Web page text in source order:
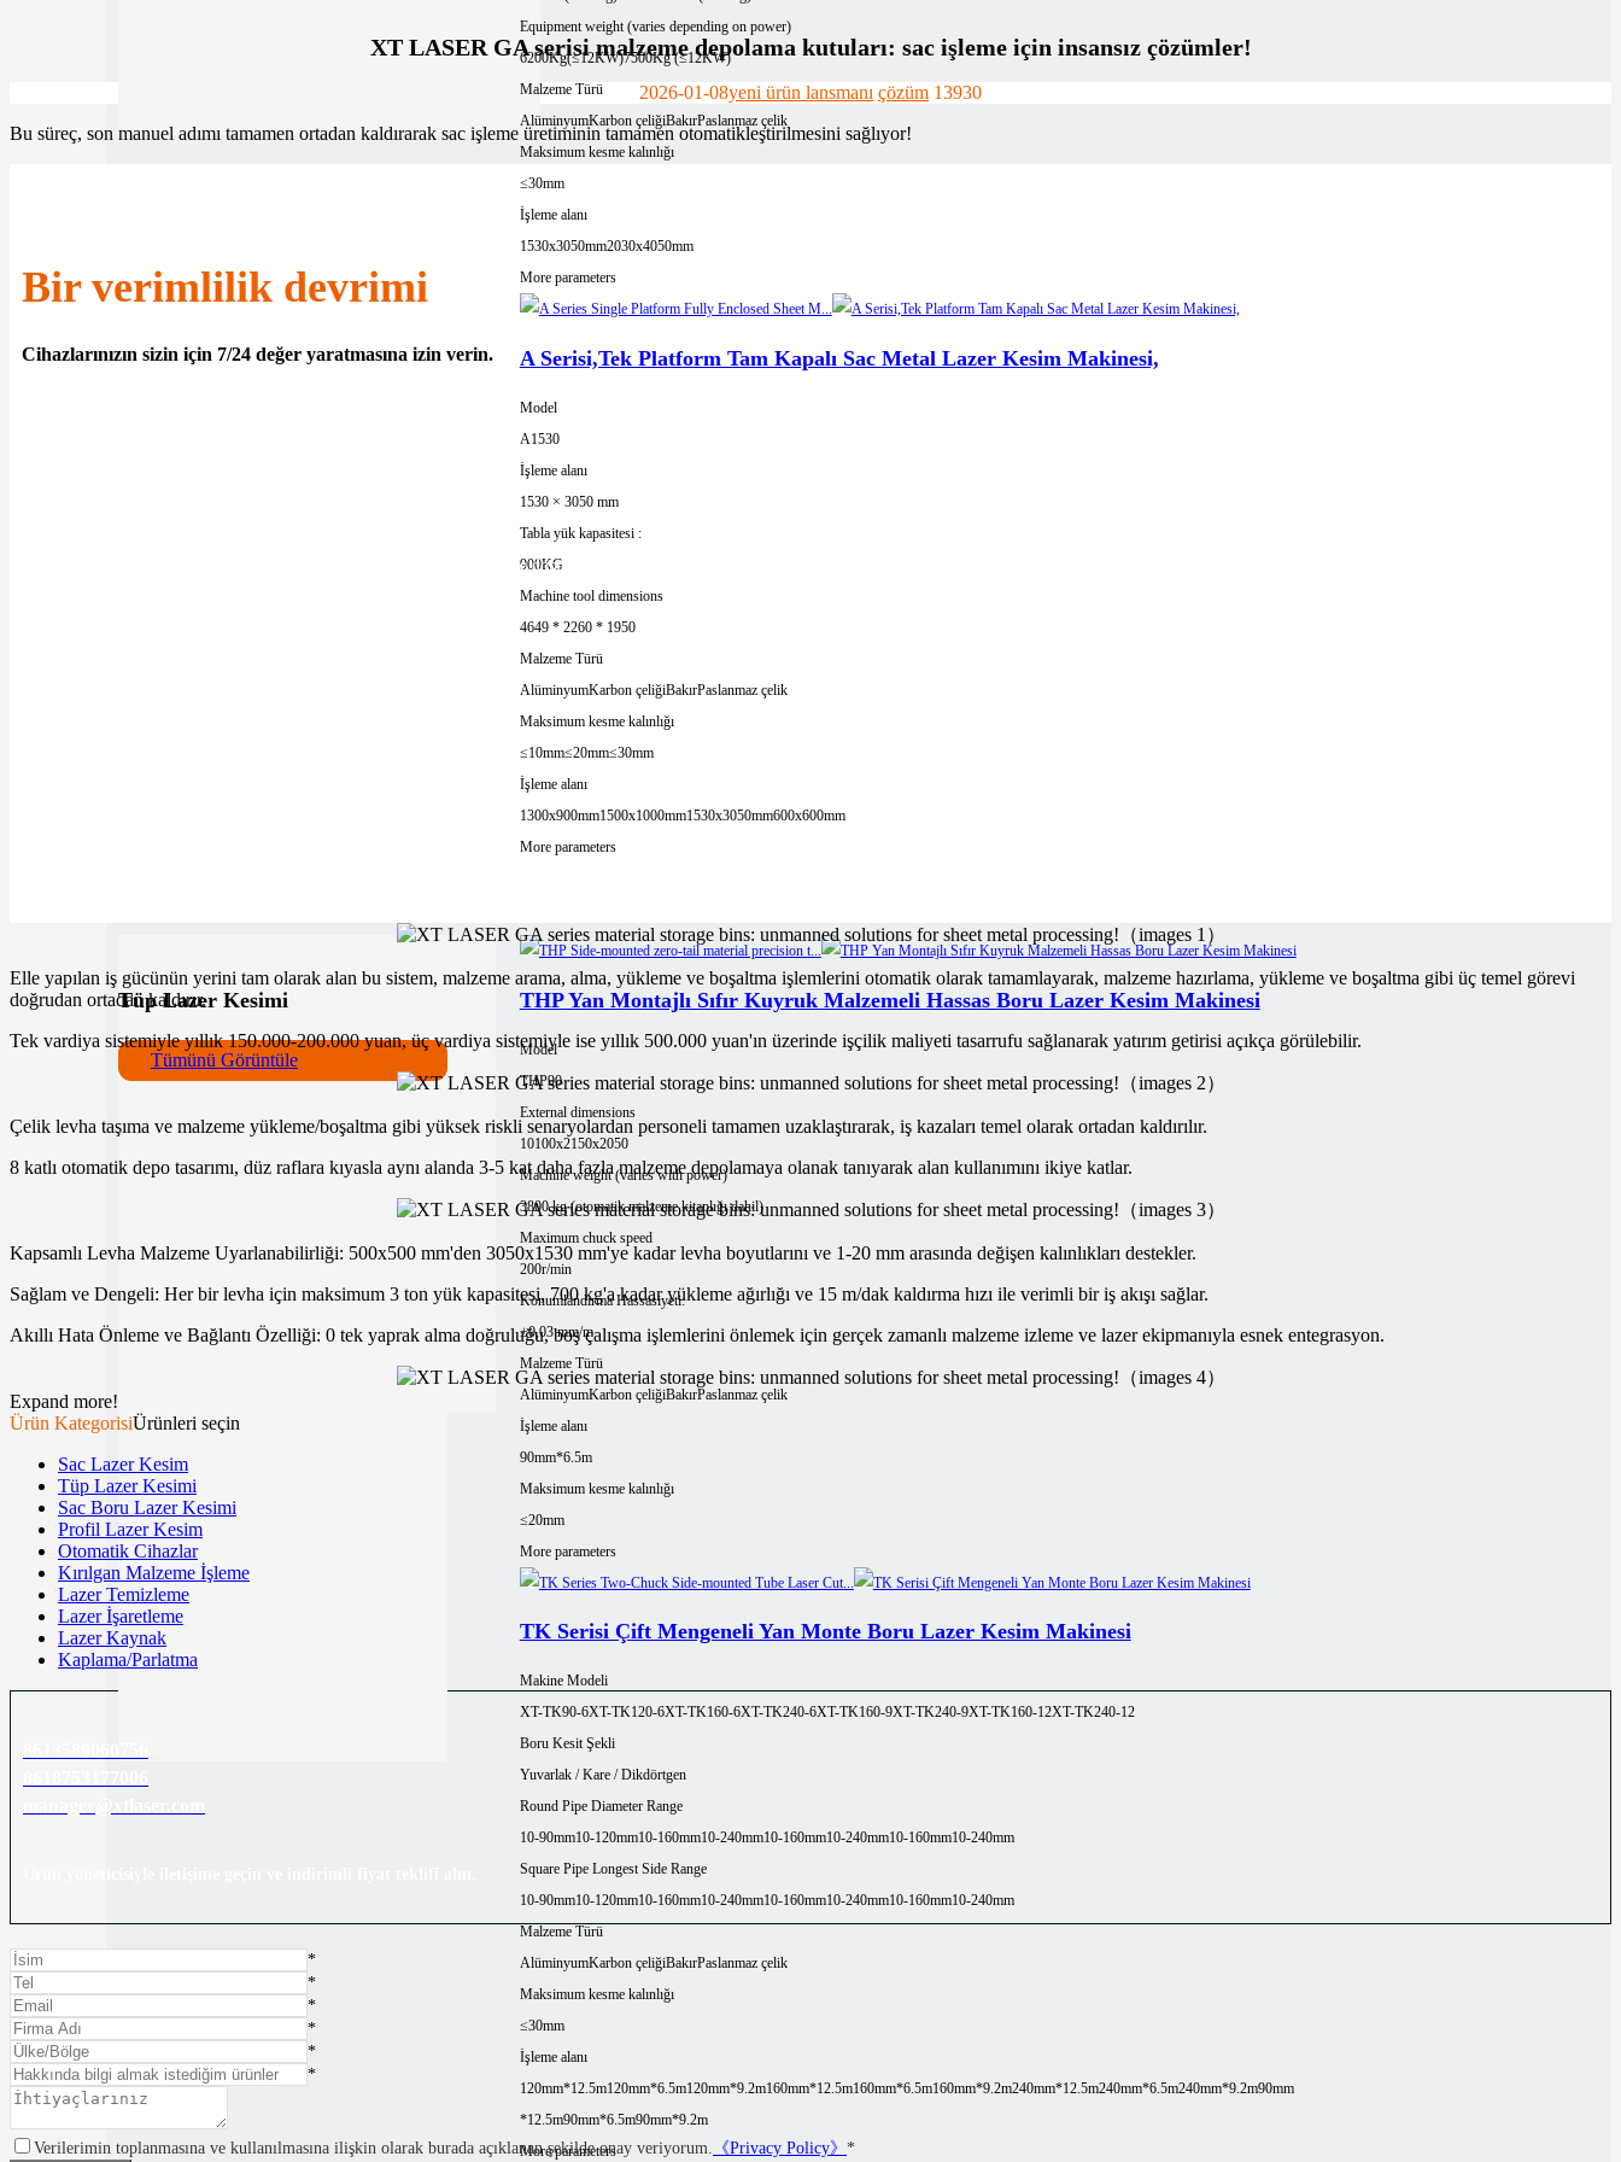
Equipment weight (varies depending on power)
6200Kg(≤12KW)7500Kg (≤12KW)
Malzeme Türü
AlüminyumKarbon çeliğiBakırPaslanmaz çelik
Maksimum kesme kalınlığı
≤30mm
İşleme alanı
1530x3050mm2030x4050mm
More parameters
A Serisi,Tek Platform Tam Kapalı Sac Metal Lazer Kesim Makinesi,
Model
A1530
İşleme alanı
1530 × 3050 mm
Tabla yük kapasitesi :
900KG
Machine tool dimensions
4649 * 2260 * 1950
Malzeme Türü
AlüminyumKarbon çeliğiBakırPaslanmaz çelik
Maksimum kesme kalınlığı
≤10mm≤20mm≤30mm
İşleme alanı
1300x900mm1500x1000mm1530x3050mm600x600mm
More parameters
Tüp Lazer Kesimi
Tümünü Görüntüle
THP Yan Montajlı Sıfır Kuyruk Malzemeli Hassas Boru Lazer Kesim Makinesi
Model
THP90
External dimensions
10100x2150x2050
Machine weight (varies with power)
3800 kg (otomatik malzeme kitaplığı dahil)
Maximum chuck speed
200r/min
Konumlandırma Hassasiyeti:
±0,03 mm/m
Malzeme Türü
AlüminyumKarbon çeliğiBakırPaslanmaz çelik
İşleme alanı
90mm*6.5m
Maksimum kesme kalınlığı
≤20mm
More parameters
TK Serisi Çift Mengeneli Yan Monte Boru Lazer Kesim Makinesi
Makine Modeli
XT-TK90-6XT-TK120-6XT-TK160-6XT-TK240-6XT-TK160-9XT-TK240-9XT-TK160-12XT-TK240-12
Boru Kesit Şekli
Yuvarlak / Kare / Dikdörtgen
Round Pipe Diameter Range
10-90mm10-120mm10-160mm10-240mm10-160mm10-240mm10-160mm10-240mm
Square Pipe Longest Side Range
10-90mm10-120mm10-160mm10-240mm10-160mm10-240mm10-160mm10-240mm
Malzeme Türü
AlüminyumKarbon çeliğiBakırPaslanmaz çelik
Maksimum kesme kalınlığı
≤30mm
İşleme alanı
120mm*12.5m120mm*6.5m120mm*9.2m160mm*12.5m160mm*6.5m160mm*9.2m240mm*12.5m240mm*6.5m240mm*9.2m90mm
*12.5m90mm*6.5m90mm*9.2m
More parameters
XT LASER GA serisi malzeme depolama kutuları: sac işleme için insansız çözümler!
2026-01-08yeni ürün lansmanı çözüm 13930
Bu süreç, son manuel adımı tamamen ortadan kaldırarak sac işleme üretiminin tamamen otomatikleştirilmesini sağlıyor!
Bir verimlilik devrimi
Cihazlarınızın sizin için 7/24 değer yaratmasına izin verin.
Akıllı bir beyin tarafından yönlendirilen ve yerleşik CypNumeric sistemiyle donatılan bu cihaz, üretim planlamasını otomatik olarak optimize eder ve ekipman çıktı kapasitesini en üst düzeye çıkarır.
Kesintisiz çalışma, insan kaynaklı aksaklıkları ve vardiya devir teslimindeki boşlukları ortadan kaldırır, üç vardiyalı kesintisiz çalışmayı destekler ve üretim kapasitesini doğrudan artırır.
Elle yapılan iş gücünün yerini tam olarak alan bu sistem, malzeme arama, alma, yükleme ve boşaltma işlemlerini otomatik olarak tamamlayarak, malzeme hazırlama, yükleme ve boşaltma gibi üç temel görevi
doğrudan ortadan kaldırır.
Tek vardiya sistemiyle yıllık 150.000-200.000 yuan, üç vardiya sistemiyle ise yıllık 500.000 yuan'ın üzerinde işçilik maliyeti tasarrufu sağlanarak yatırım getirisi açıkça görülebilir.
Çelik levha taşıma ve malzeme yükleme/boşaltma gibi yüksek riskli senaryolardan personeli tamamen uzaklaştırarak, iş kazaları temel olarak ortadan kaldırılır.
8 katlı otomatik depo tasarımı, düz raflara kıyasla aynı alanda 3-5 kat daha fazla malzeme depolamaya olanak tanıyarak alan kullanımını ikiye katlar.
Kapsamlı Levha Malzeme Uyarlanabilirliği: 500x500 mm'den 3050x1530 mm'ye kadar levha boyutlarını ve 1-20 mm arasında değişen kalınlıkları destekler.
Sağlam ve Dengeli: Her bir levha için maksimum 3 ton yük kapasitesi, 700 kg'a kadar yükleme ağırlığı ve 15 m/dak kaldırma hızı ile verimli bir iş akışı sağlar.
Akıllı Hata Önleme ve Bağlantı Özelliği: 0 tek yaprak alma doğruluğu, boş çalışma işlemlerini önlemek için gerçek zamanlı malzeme izleme ve lazer ekipmanıyla esnek entegrasyon.
Expand more!
Ürün KategorisiÜrünleri seçin
Sac Lazer Kesim
Tüp Lazer Kesimi
Sac Boru Lazer Kesimi
Profil Lazer Kesim
Otomatik Cihazlar
Kırılgan Malzeme İşleme
Lazer Temizleme
Lazer İşaretleme
Lazer Kaynak
Kaplama/Parlatma
*
*
*
*
*
*
Verilerimin toplanmasına ve kullanılmasına ilişkin olarak burada açıklanan şekilde onay veriyorum. 《Privacy Policy》 *